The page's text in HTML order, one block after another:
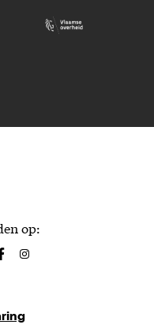
op: